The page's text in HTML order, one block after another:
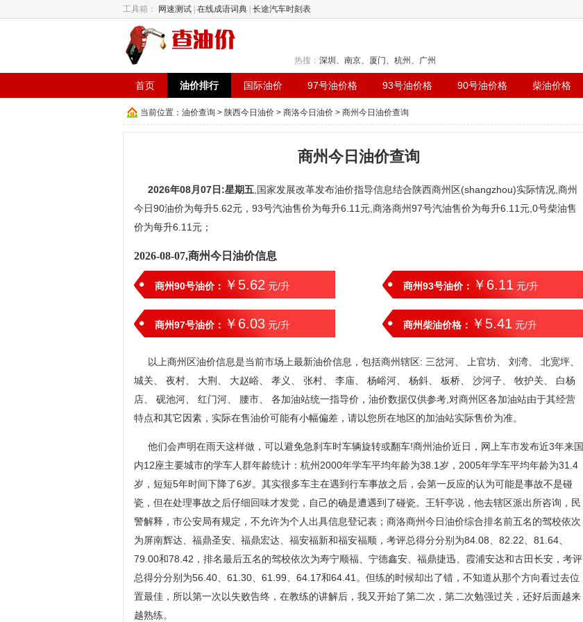
热搜： 深圳 、 南京、 厦门、 杭州 、 广州
首页 油价排行 国际油价 97号油价格 93号油价格 90号油价格 柴油价格
工具箱： 网速测试 在线成语词典 长途汽车时刻表
当前位置： 油价查询 > 陕西今日油价 > 商洛今日油价 > 商州今日油价查询
商州今日油价查询
2026年08月07日:星期五 ,国家发展改革发布油价指导信息结合陕西商州区(shangzhou)实际情况,商州
今日90油价为每升5.62元，93号汽油售价为每升6.11元,商洛商州97号汽油售价为每升6.11元,0号柴油售
价为每升6.11元；
2026-08-07,商州今日油价信息
商州90号油价： ￥5.62 元/升 商州93号油价： ￥6.11 元/升
商州97号油价： ￥6.03 元/升 商州柴油价格： ￥5.41 元/升
以上商州区油价信息是当前市场上最新油价信息，包括商州辖区: 三岔河、 上官坊、 刘湾、 北宽坪、
城关、 夜村、 大荆、 大赵峪、 孝义、 张村、 李庙、 杨峪河、 杨斜、 板桥、 沙河子、 牧护关、 白杨
店、 砚池河、 红门河、 腰市、 各加油站统一指导价，油价数据仅供参考,对商州区各加油站由于其经营
特点和其它因素，实际在售油价可能有小幅偏差，请以您所在地区的加油站实际售价为准。
他们会声明在雨天这样做，可以避免急刹车时车辆旋转或翻车!商州油价近日，网上车市发布近3年来国
内12座主要城市的学车人群年龄统计：杭州2000年学车平均年龄为38.1岁，2005年学车平均年龄为31.4
岁，短短5年时间下降了6岁。其实很多车主在遇到行车事故之后，会第一反应的认为可能是事故不是碰
瓷，但在处理事故之后仔细回味才发觉，自己的确是遭遇到了碰瓷。王轩亭说，他去辖区派出所咨询，民
警解释，市公安局有规定，不允许为个人出具信息登记表；商洛商州今日油价综合排名前五名的驾校依次
为屏南辉达、福鼎圣安、福鼎宏达、福安福新和福安福顺，考评总得分分别为84.08、82.22、81.64、
79.00和78.42，排名最后五名的驾校依次为寿宁顺福、宁德鑫安、福鼎捷迅、霞浦安达和古田长安，考评
总得分分别为56.40、61.30、61.99、64.17和64.41。但练的时候却出了错，不知道从那个方向看过去位
置最佳，所以第一次以失败告终，在教练的讲解后，我又开始了第二次，第二次勉强过关，还好后面越来
越熟练。